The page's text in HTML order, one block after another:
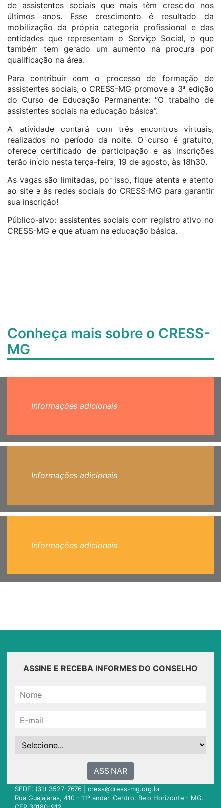
de assistentes sociais que mais têm crescido nos
últimos anos. Esse crescimento é resultado da
mobilização da própria categoria profissional e das
entidades que representam o Serviço Social, o que
também tem gerado um aumento na procura por
qualificação na área.
Para contribuir com o processo de formação de
assistentes sociais, o CRESS-MG promove a 3ª edição
do Curso de Educação Permanente: “O trabalho de
assistentes sociais na educação básica”.
A atividade contará com três encontros virtuais,
realizados no período da noite. O curso é gratuito,
oferece certificado de participação e as inscrições
terão início nesta terça-feira, 19 de agosto, às 18h30.
As vagas são limitadas, por isso, fique atenta e atento
ao site e às redes sociais do CRESS-MG para garantir
sua inscrição!
Público-alvo: assistentes sociais com registro ativo no
CRESS-MG e que atuam na educação básica.
Conheça mais sobre o CRESS-
MG
Informações adicionais
Informações adicionais
Informações adicionais
ASSINE E RECEBA INFORMES DO CONSELHO
ASSINAR
SEDE: (31) 3527-7676 | cress@cress-mg.org.br
Rua Guajajaras, 410 - 11º andar. Centro. Belo Horizonte - MG.